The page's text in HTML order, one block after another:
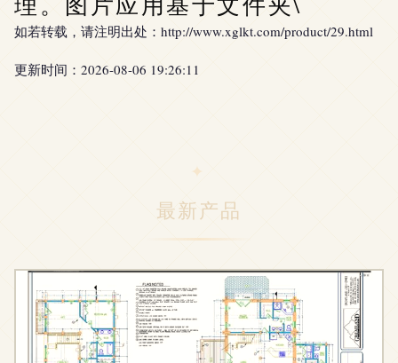
如若转载，请注明出处：http://www.xglkt.com/product/29.html
更新时间：2026-08-06 19:26:11
最新产品